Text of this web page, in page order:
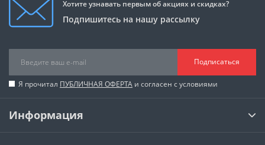
Хотите узнавать первым об акциях и скидках?
Подпишитесь на нашу рассылку
Подписаться
Я прочитал ПУБЛИЧНАЯ ОФЕРТА и согласен с условиями
Информация